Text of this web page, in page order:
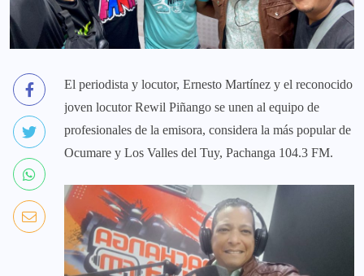
El periodista y locutor, Ernesto Martínez y el reconocido
joven locutor Rewil Piñango se unen al equipo de
profesionales de la emisora, considera la más popular de
Ocumare y Los Valles del Tuy, Pachanga 104.3 FM.